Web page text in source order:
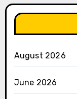
August 2026
June 2026